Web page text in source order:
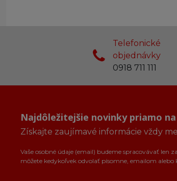
Telefonické
objednávky
0918 711 111
Najdôležitejšie novinky priamo
Získajte zaujímavé informácie vždy
Vaše osobné údaje (email) budeme spracovávať
môžete kedykoľvek odvolať písomne, emailom